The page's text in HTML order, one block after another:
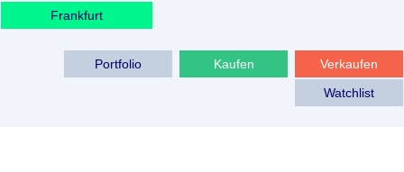
Frankfurt
Verkaufen
Kaufen
Portfolio
Watchlist